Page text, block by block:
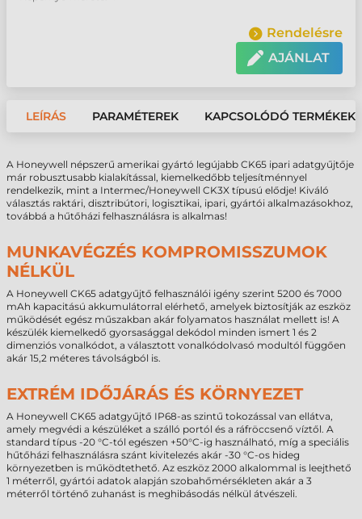
Rendelésre
AJÁNLAT
LEÍRÁS PARAMÉTEREK KAPCSOLÓDÓ TERMÉKEK
A Honeywell népszerű amerikai gyártó legújabb CK65 ipari adatgyűjtője
már robusztusabb kialakítással, kiemelkedőbb teljesítménnyel
rendelkezik, mint a Intermec/Honeywell CK3X típusú elődje! Kiváló
választás raktári, disztribútori, logisztikai, ipari, gyártói alkalmazásokhoz,
továbbá a hűtőházi felhasználásra is alkalmas!
MUNKAVÉGZÉS KOMPROMISSZUMOK
NÉLKÜL
A Honeywell CK65 adatgyűjtő felhasználói igény szerint 5200 és 7000
mAh kapacitású akkumulátorral elérhető, amelyek biztosítják az eszköz
működését egész műszakban akár folyamatos használat mellett is! A
készülék kiemelkedő gyorsasággal dekódol minden ismert 1 és 2
dimenziós vonalkódot, a választott vonalkódolvasó modultól függően
akár 15,2 méteres távolságból is.
EXTRÉM IDŐJÁRÁS ÉS KÖRNYEZET
A Honeywell CK65 adatgyűjtő IP68-as szintű tokozással van ellátva,
amely megvédi a készüléket a szálló portól és a ráfröccsenő víztől. A
standard típus -20 °C-tól egészen +50°C-ig használható, míg a speciális
hűtőházi felhasználásra szánt kivitelezés akár -30 °C-os hideg
környezetben is működtethető. Az eszköz 2000 alkalommal is leejthető
1 méterről, gyártói adatok alapján szobahőmérsékleten akár a 3
méterről történő zuhanást is meghibásodás nélkül átvészeli.